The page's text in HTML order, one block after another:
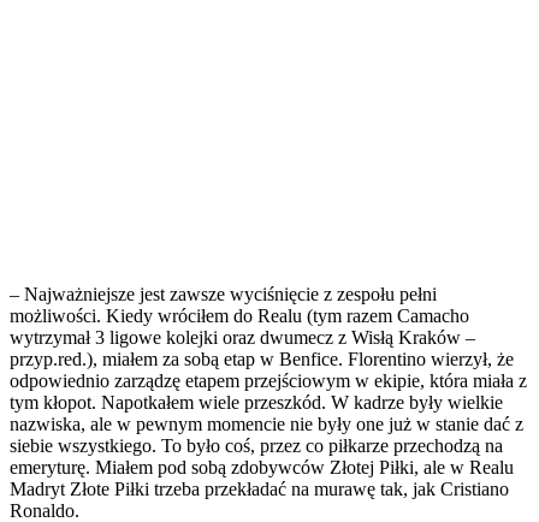
– Najważniejsze jest zawsze wyciśnięcie z zespołu pełni
możliwości. Kiedy wróciłem do Realu (tym razem Camacho
wytrzymał 3 ligowe kolejki oraz dwumecz z Wisłą Kraków –
przyp.red.), miałem za sobą etap w Benfice. Florentino wierzył, że
odpowiednio zarządzę etapem przejściowym w ekipie, która miała z
tym kłopot. Napotkałem wiele przeszkód. W kadrze były wielkie
nazwiska, ale w pewnym momencie nie były one już w stanie dać z
siebie wszystkiego. To było coś, przez co piłkarze przechodzą na
emeryturę. Miałem pod sobą zdobywców Złotej Piłki, ale w Realu
Madryt Złote Piłki trzeba przekładać na murawę tak, jak Cristiano
Ronaldo.